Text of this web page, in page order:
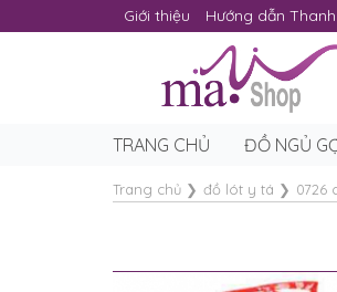
Giới thiệu Hướng dẫn
TRANG CHỦ ĐỒ NGỦ
Trang chủ ❯ đồ lót y tá ❯ 0726